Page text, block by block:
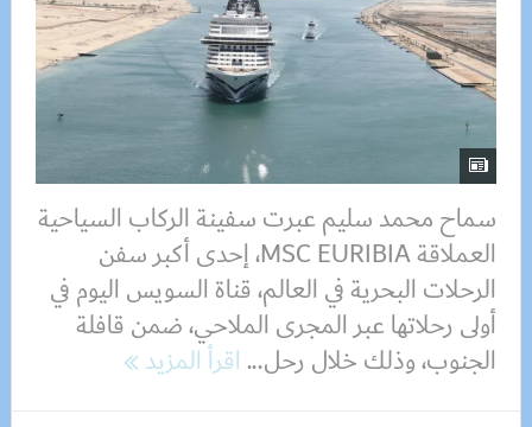
سماح محمد سليم عبرت سفينة الركاب السياحية
العملاقة MSC EURIBIA، إحدى أكبر سفن
الرحلات البحرية في العالم، قناة السويس اليوم في
أولى رحلاتها عبر المجرى الملاحي، ضمن قافلة
الجنوب، وذلك خلال رحل...اقرأ المزيد